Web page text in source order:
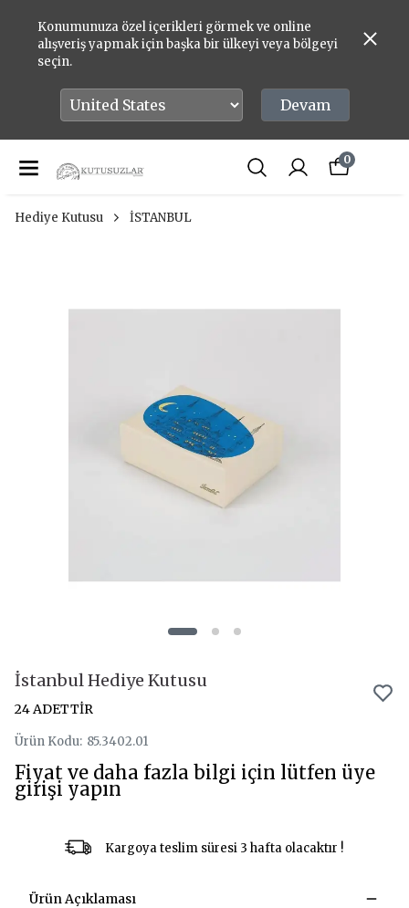
Konumunuza özel içerikleri görmek ve online
alışveriş yapmak için başka bir ülkeyi veya bölgeyi
seçin.
Devam
0
Hediye Kutusu İSTANBUL
İstanbul Hediye Kutusu
24 ADETTİR
Ürün Kodu: 85.3402.01
Fiyat ve daha fazla bilgi için lütfen üye
girişi yapın
Kargoya teslim süresi 3 hafta olacaktır !
Ürün Açıklaması